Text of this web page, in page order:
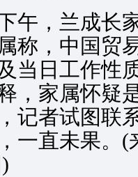
，兰成长家
称，中国贸
当日工作性
，家属怀疑
记者试图联
一直未果。(